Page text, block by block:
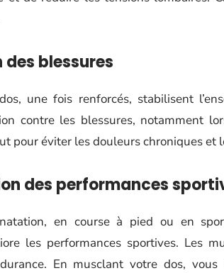
des blessures
une fois renforcés, stabilisent
contre les blessures, notamment
pour éviter les douleurs chroniques et
des performances
en course à pied ou en
les performances sportives. Les
En musclant votre dos,